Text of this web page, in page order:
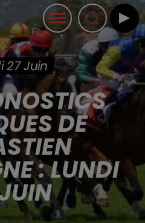
27 Juin
DE
: LUNDI